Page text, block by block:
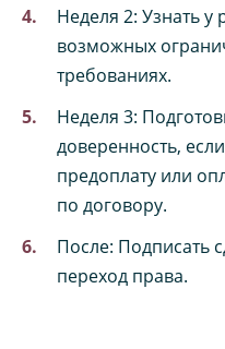
Неделя 2: Узнать
возможных
требованиях.
Неделя 3:
доверенность,
предоплату или
по договору.
После: Подписать
переход права.